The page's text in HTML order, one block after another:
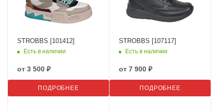
STROBBS [101412]
Есть в наличии
от 3 500 ₽
ПОДРОБНЕЕ
STROBBS [107117]
Есть в наличии
от 7 900 ₽
ПОДРОБНЕЕ